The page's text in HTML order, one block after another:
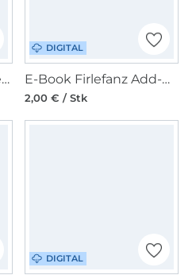
E-Book Firlefanz Kinderjacke Pinio
DIGITAL
E-Book Firlefanz Add-On Crop Shirt Pinio Mädchen
2,00 € / Stk
DIGITAL